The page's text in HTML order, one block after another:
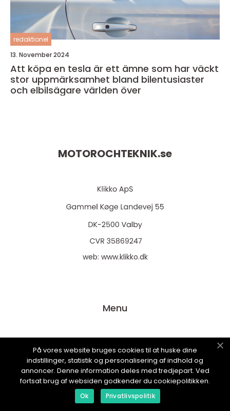
redaktionel
13. November 2024
Att köpa en tesla är ett ämne som har väckt
stor uppmärksamhet bland bilentusiaster
och elbilsägare världen över
MOTOROCHTEKNIK.se
web: www.klikko.dk
Menu
Om oss
Cookies
Kontakta oss
Sitemap
På vores website bruges cookies til at huske dine
indstillinger, statistik og personalisering af indhold og
annoncer. Denne information deles med tredjepart. Ved
fortsat brug af websiden godkender du cookiepolitikken.
Ok Privatlivspolitik